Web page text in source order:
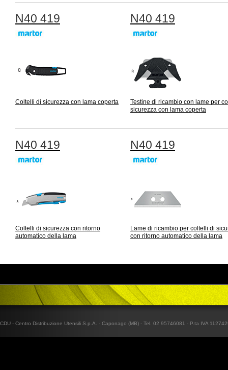
N40 419
Coltelli di sicurezza con lama coperta
N40 419
Testine di ricambio con lame per
sicurezza con lama coperta
N40 419
Coltelli di sicurezza con ritorno
automatico della lama
N40 419
Lame di ricambio per coltelli di
con ritorno automatico della lama
CDU - Centro Distribuzione Utensili S.p.A. - Caponago (MB) - Tel. 02 95746081 - P.ta IVA